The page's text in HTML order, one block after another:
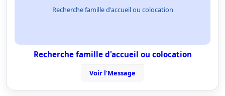
Recherche famille d'accueil ou colocation
Recherche famille d'accueil ou colocation
Voir l'Message